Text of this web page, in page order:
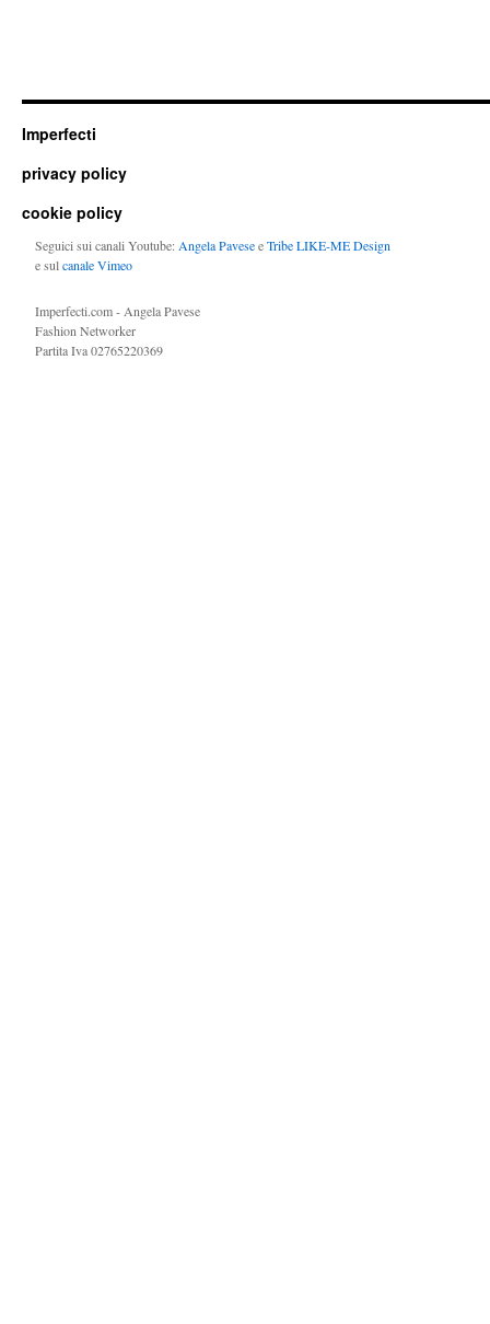
Imperfecti
privacy policy
cookie policy
Seguici sui canali Youtube: Angela PaveseeTribe LIKE-ME Design
e sulcanale Vimeo
Imperfecti.com - Angela Pavese
Fashion Networker
Partita Iva 02765220369